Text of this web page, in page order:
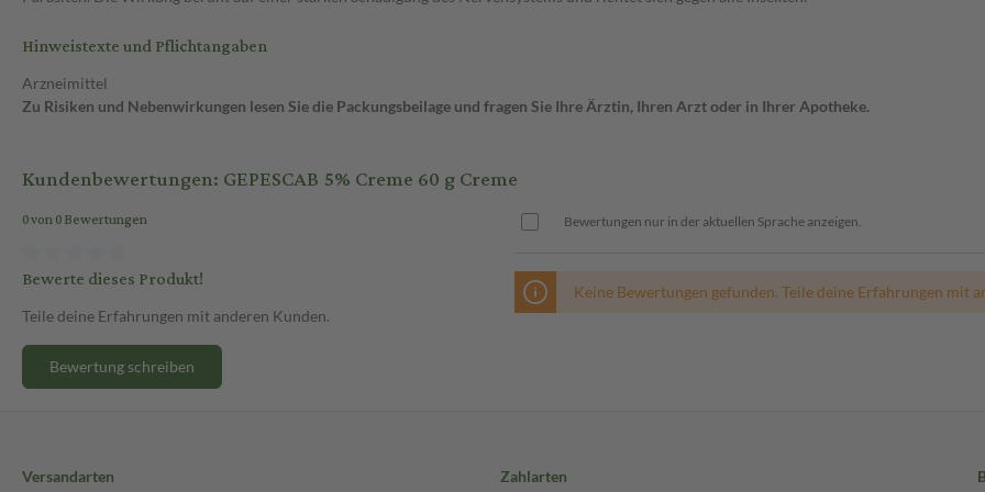
Hinweistexte und Pflichtangaben
Arzneimittel
Zu Risiken und Nebenwirkungen lesen Sie die Packungsbeilage und fragen Sie Ihre Ärztin, Ihren Arzt oder in Ihrer Apotheke.
Kundenbewertungen: GEPESCAB 5% Creme 60 g Creme
0 von 0 Bewertungen
Bewerte dieses Produkt!
Teile deine Erfahrungen mit anderen Kunden.
Bewertung schreiben
Bewertungen nur in der aktuellen Sprache anzeigen.
Keine Bewertungen gefunden. Teile deine Erfahrungen mit
Versandarten
Zahlarten